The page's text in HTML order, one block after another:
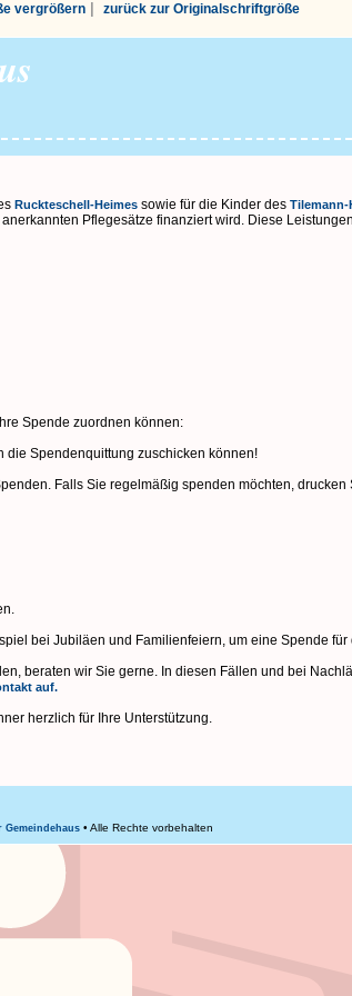
vergrößern| zurück zur Originalschriftgröße
Ruckteschell-Heimessowie für die Kinder des Tilemann-
Pflegesätze finanziert wird. Diese
Spende zuordnen können:
die Spendenquittung zuschicken können!
Falls Sie regelmäßig spenden möchten,
bei Jubiläen und Familienfeiern, um eine Spende
beraten wir Sie gerne. In diesen Fällen und bei
auf.
herzlich für Ihre Unterstützung.
Gemeindehaus • Alle Rechte vorbehalten